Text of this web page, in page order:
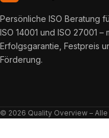
Persönliche ISO Beratung
ISO 14001 und ISO 27001 –
Erfolgsgarantie, Festpreis
Förderung.
© 2026 Quality Overview –